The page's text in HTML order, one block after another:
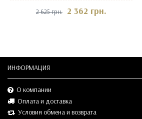
2 625 грн. 2 362 грн.
ИНФОРМАЦИЯ
О компании
Оплата и доставка
Условия обмена и возврата